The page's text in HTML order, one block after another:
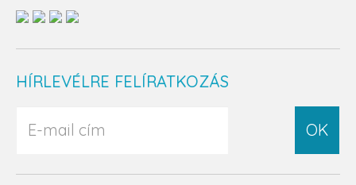
HÍRLEVÉLRE FELÍRATKOZÁS
OK